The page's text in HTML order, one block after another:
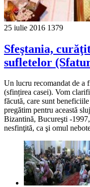
25 iulie 2016 1379
Sfeştania,
sufletelor
Un lucru recomandat de a
(sfințirea casei). Vom
făcută, care sunt
pregătim pentru această
Bizantină, Bucureşti -
nesfinţită, ca şi omul